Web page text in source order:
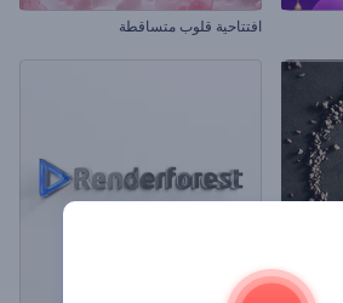
افتتاحية قلوب متساقطة